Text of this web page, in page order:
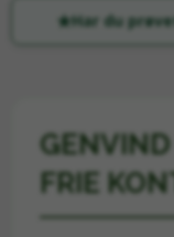
Har du
FRIE